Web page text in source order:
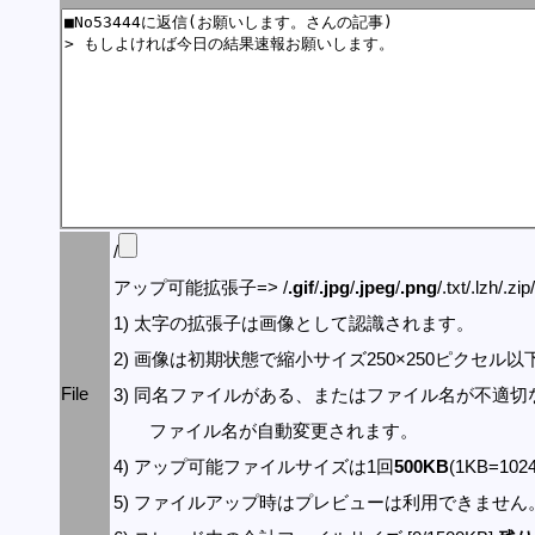
File
/
アップ可能拡張子=> /.gif/.jpg/.jpeg/.png/.txt/.lzh/
1) 太字の拡張子は画像として認識されます。
2) 画像は初期状態で縮小サイズ250×250ピクセル以
3) 同名ファイルがある、またはファイル名が不適切
ファイル名が自動変更されます。
4) アップ可能ファイルサイズは1回500KB
5) ファイルアップ時はプレビューは利用できません